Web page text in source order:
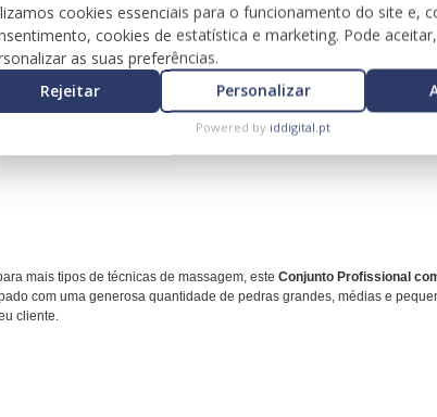
mais tipos de técnicas de massagem, este Conjunto Profissional
com uma generosa quantidade de pedras grandes, médias e
cliente.
cookies essenciais para o funcionamento do site e,
cookies de estatística e marketing. Pode
as suas preferências.
Rejeitar
Personalizar
Powered by iddigital.pt